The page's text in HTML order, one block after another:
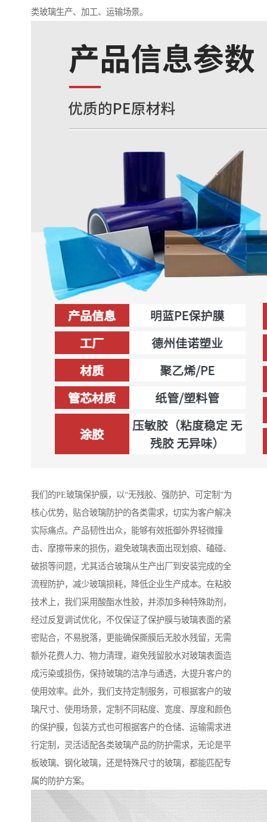
类玻璃生产、加工、运输场景。
我们的PE玻璃保护膜，以“无残胶、强防护、可定制”为
核心优势，贴合玻璃防护的各类需求，切实为客户解决
实际痛点。产品韧性出众，能够有效抵御外界轻微撞
击、摩擦带来的损伤，避免玻璃表面出现划痕、磕碰、
破损等问题，尤其适合玻璃从生产出厂到安装完成的全
流程防护，减少玻璃损耗，降低企业生产成本。在粘胶
技术上，我们采用酸酯水性胶，并添加多种特殊助剂，
经过反复调试优化，不仅保证了保护膜与玻璃表面的紧
密贴合，不易脱落，更能确保撕膜后无胶水残留，无需
额外花费人力、物力清理，避免残留胶水对玻璃表面造
成污染或损伤，保持玻璃的洁净与通透，大提升客户的
使用效率。此外，我们支持定制服务，可根据客户的玻
璃尺寸、使用场景，定制不同粘度、宽度、厚度和颜色
的保护膜，包装方式也可根据客户的仓储、运输需求进
行定制，灵活适配各类玻璃产品的防护需求，无论是平
板玻璃、钢化玻璃，还是特殊尺寸的玻璃，都能匹配专
属的防护方案。